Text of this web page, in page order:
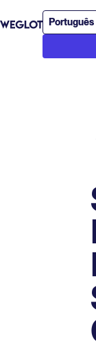
Português